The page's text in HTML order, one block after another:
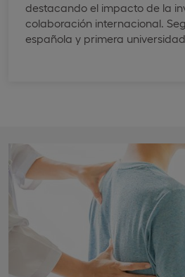
destacando el impacto de la
colaboración internacional.
española y primera